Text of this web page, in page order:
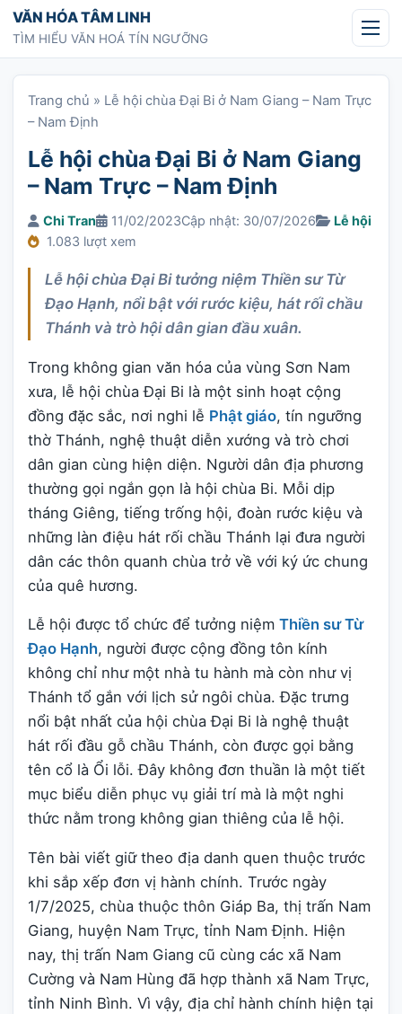
Chuyển tới nội dung
VĂN HÓA TÂM LINH
TÌM HIỂU VĂN HOÁ TÍN NGƯỠNG
Trang chủ » Lễ hội chùa Đại Bi ở Nam Giang – Nam Trực
– Nam Định
Lễ hội chùa Đại Bi ở Nam Giang
– Nam Trực – Nam Định
Chi Tran 11/02/2023Cập nhật: 30/07/2026
Lễ hội
1.083 lượt xem
Lễ hội chùa Đại Bi tưởng niệm Thiền sư Từ
Đạo Hạnh, nổi bật với rước kiệu, hát rối chầu
Thánh và trò hội dân gian đầu xuân.
Trong không gian văn hóa của vùng Sơn Nam
xưa, lễ hội chùa Đại Bi là một sinh hoạt cộng
đồng đặc sắc, nơi nghi lễ Phật giáo, tín ngưỡng
thờ Thánh, nghệ thuật diễn xướng và trò chơi
dân gian cùng hiện diện. Người dân địa phương
thường gọi ngắn gọn là hội chùa Bi. Mỗi dịp
tháng Giêng, tiếng trống hội, đoàn rước kiệu và
những làn điệu hát rối chầu Thánh lại đưa người
dân các thôn quanh chùa trở về với ký ức chung
của quê hương.
Lễ hội được tổ chức để tưởng niệm Thiền sư Từ
Đạo Hạnh, người được cộng đồng tôn kính
không chỉ như một nhà tu hành mà còn như vị
Thánh tổ gắn với lịch sử ngôi chùa. Đặc trưng
nổi bật nhất của hội chùa Đại Bi là nghệ thuật
hát rối đầu gỗ chầu Thánh, còn được gọi bằng
tên cổ là Ổi lỗi. Đây không đơn thuần là một tiết
mục biểu diễn phục vụ giải trí mà là một nghi
thức nằm trong không gian thiêng của lễ hội.
Tên bài viết giữ theo địa danh quen thuộc trước
khi sắp xếp đơn vị hành chính. Trước ngày
1/7/2025, chùa thuộc thôn Giáp Ba, thị trấn Nam
Giang, huyện Nam Trực, tỉnh Nam Định. Hiện
nay, thị trấn Nam Giang cũ cùng các xã Nam
Cường và Nam Hùng đã hợp thành xã Nam Trực,
tỉnh Ninh Bình. Vì vậy, địa chỉ hành chính hiện tại